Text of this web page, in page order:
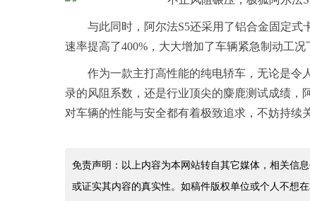
与此同时，阿尔法S5还采用了铝合金固定式
速率提高了400%，大大增加了车辆紧急制动工
作为一款主打高性能的纯电轿车，无论是令
录的风阻系数，还是行业顶尖的麋鹿测试成绩，
对车辆的性能与安全都有着极致追求，不妨持续
免责声明：以上内容为本网站转自其它媒体，相关信
或证实其内容的真实性。如稿件版权单位或个人不想